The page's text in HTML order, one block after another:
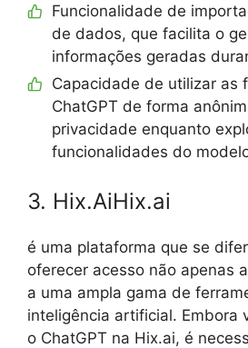
Funcionalidade de
de dados, que facilita o
informações geradas
Capacidade de utilizar as
ChatGPT de forma
privacidade enquanto
funcionalidades do
3. Hix.AiHix.ai
é uma plataforma que se
oferecer acesso não apenas
a uma ampla gama de
inteligência artificial. Embora
o ChatGPT na Hix.ai, é